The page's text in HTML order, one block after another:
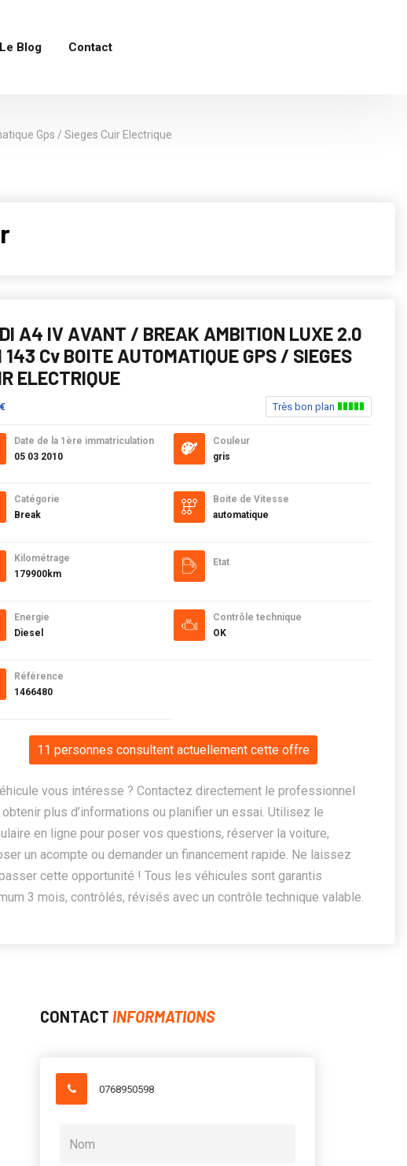
Le Blog Contact
Gps / Sieges Cuir Electrique
A4 IV AVANT / BREAK AMBITION LUXE 2.0
143 Cv BOITE AUTOMATIQUE GPS / SIEGES
ELECTRIQUE
Très bon plan
Date de la 1ère immatriculation
05 03 2010
Catégorie
Break
Kilométrage
179900km
Energie
Diesel
Référence
1466480
Couleur
gris
Boite de Vitesse
automatique
Etat
Contrôle technique
OK
11 personnes consultent actuellement cette offre
vous intéresse ? Contactez directement le professionnel
plus d’informations ou planifier un essai. Utilisez le
en ligne pour poser vos questions, réserver la voiture,
un acompte ou demander un financement rapide. Ne laissez
cette opportunité ! Tous les véhicules sont garantis
3 mois, contrôlés, révisés avec un contrôle technique valable.
CONTACT INFORMATIONS
0768950598